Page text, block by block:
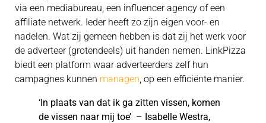
via een mediabureau, een influencer agency of een
affiliate netwerk. Ieder heeft zo zijn eigen voor- en
nadelen. Wat zij gemeen hebben is dat zij het werk voor
de adverteer (grotendeels) uit handen nemen. LinkPizza
biedt een platform waar adverteerders zelf hun
campagnes kunnen managen, op een efficiënte manier.
‘In plaats van dat ik ga zitten vissen, komen
de vissen naar mij toe’ – Isabelle Westra,